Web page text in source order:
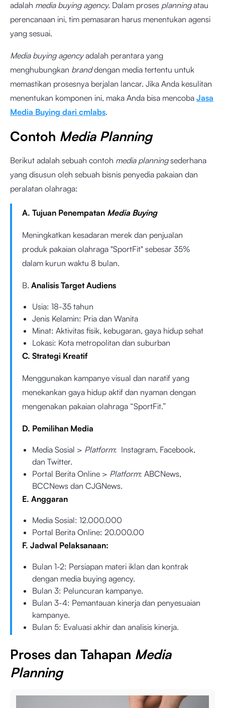
adalah media buying agency. Dalam proses planningatau
perencanaan ini, tim pemasaran harus menentukan agensi
yang sesuai.
Media buying agencyadalah perantara yang
menghubungkan branddengan media tertentu untuk
memastikan prosesnya berjalan lancar. Jika Anda kesulitan
menentukan komponen ini, maka Anda bisa mencoba Jasa
Media Buying dari cmlabs.
Contoh Media Planning
Berikut adalah sebuah contoh media planningsederhana
yang disusun oleh sebuah bisnis penyedia pakaian dan
peralatan olahraga:
A. Tujuan Penempatan Media Buying
Meningkatkan kesadaran merek dan penjualan
produk pakaian olahraga "SportFit" sebesar 35%
dalam kurun waktu 8 bulan.
B. Analisis Target Audiens
Usia: 18-35 tahun
Jenis Kelamin: Pria dan Wanita
Minat: Aktivitas fisik, kebugaran, gaya hidup sehat
Lokasi: Kota metropolitan dan suburban
C. Strategi Kreatif
Menggunakan kampanye visual dan naratif yang
menekankan gaya hidup aktif dan nyaman dengan
mengenakan pakaian olahraga “SportFit.”
D. Pemilihan Media
Media Sosial > Platform: Instagram, Facebook,
dan Twitter.
Portal Berita Online > Platform: ABCNews,
BCCNews dan CJGNews.
E. Anggaran
Media Sosial: 12.000.000
Portal Berita Online: 20.000.00
F. Jadwal Pelaksanaan:
Bulan 1-2: Persiapan materi iklan dan kontrak
dengan media buying agency.
Bulan 3: Peluncuran kampanye.
Bulan 3-4: Pemantauan kinerja dan penyesuaian
kampanye.
Bulan 5: Evaluasi akhir dan analisis kinerja.
Proses dan Tahapan Media
Planning